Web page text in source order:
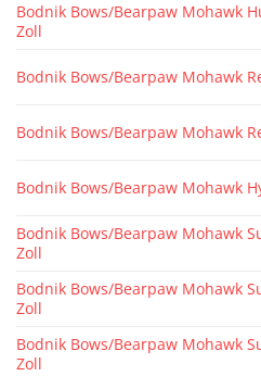
Bodnik Bows/Bearpaw Mohawk
Zoll
Bodnik Bows/Bearpaw Mohawk
Bodnik Bows/Bearpaw Mohawk
Bodnik Bows/Bearpaw Mohawk
Bodnik Bows/Bearpaw Mohawk
Zoll
Bodnik Bows/Bearpaw Mohawk
Zoll
Bodnik Bows/Bearpaw Mohawk
Zoll